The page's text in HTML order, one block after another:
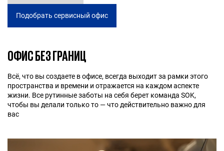
Подобрать сервисный офис
ОФИС БЕЗ ГРАНИЦ
Всё, что вы создаете в офисе, всегда выходит за рамки этого
пространства и времени и отражается на каждом аспекте
жизни. Все рутинные заботы на себя берет команда SOK,
чтобы вы делали только то — что действительно важно для
вас